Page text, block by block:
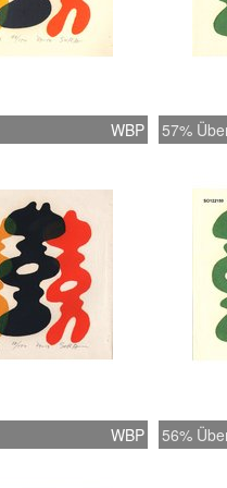
WBP 57%
WBP 56%